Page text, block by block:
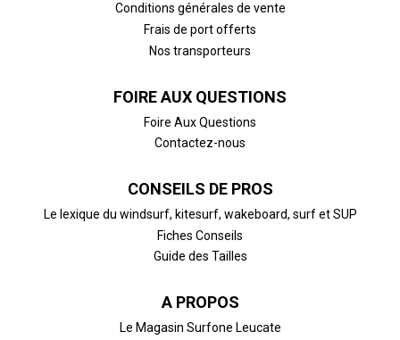
Conditions générales de vente
Frais de port offerts
Nos transporteurs
FOIRE AUX QUESTIONS
Foire Aux Questions
Contactez-nous
CONSEILS DE PROS
Le lexique du windsurf, kitesurf, wakeboard, surf et SUP
Fiches Conseils
Guide des Tailles
A PROPOS
Le Magasin Surfone Leucate